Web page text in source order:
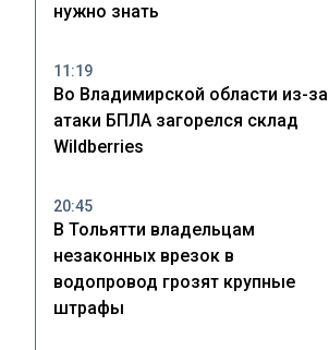
нужно знать
11:19
Во Владимирской области из-за
атаки БПЛА загорелся склад
Wildberries
20:45
В Тольятти владельцам
незаконных врезок в
водопровод грозят крупные
штрафы